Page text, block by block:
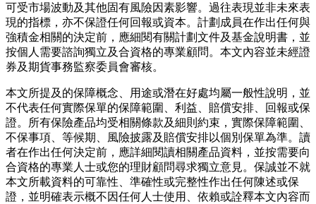
可受市場波動及其他固有風險因素影響。過往表現並非未來表
現的指標，亦不保證任何回報或資本。計劃成員在作出任何與
強積金相關的決定前，應細閱有關計劃文件及基金說明書，並
按個人需要諮詢獨立及合資格的專業顧問。本文內容並未經證
券及期貨事務監察委員會審核。
本文所提及的保障概念、用途或潛在好處均屬一般性說明，並
不代表任何實際保單的保障範圍、利益、賠償安排、回報或保
證。所有保險產品均受相關條款及細則約束，實際保障範圍、
不保事項、等候期、風險披露及賠償安排以個別保單為準。讀
者在作出任何決定前，應詳細閱讀相關產品資料，並按需要向
合資格的專業人士或您的理財顧問尋求獨立意見。保誠並不就
本文所載資料的可靠性、準確性或完整性作出任何陳述或保
證，並明確表示概不因任何人士使用、依賴或詮釋本文內容而